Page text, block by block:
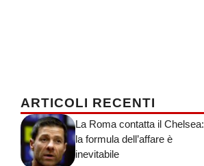
ARTICOLI RECENTI
La Roma contatta il Chelsea:
la formula dell’affare è
inevitabile